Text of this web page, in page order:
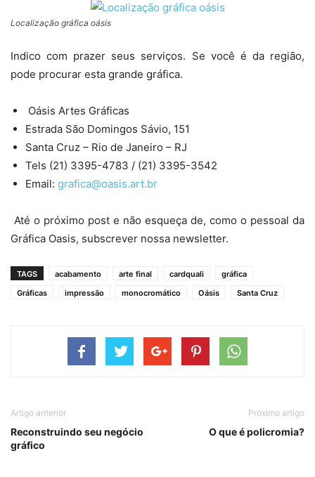
Localização gráfica oásis
Indico com prazer seus serviços. Se você é da região,
pode procurar esta grande gráfica.
Oásis Artes Gráficas
Estrada São Domingos Sávio, 151
Santa Cruz – Rio de Janeiro – RJ
Tels (21) 3395-4783 / (21) 3395-3542
Email: grafica@oasis.art.br
Até o próximo post e não esqueça de, como o pessoal da
Gráfica Oasis, subscrever nossa newsletter.
TAGS acabamento arte final cardquali
gráfica
Gráficas
impressão monocromático Oásis Santa Cruz
Artigo anterior
Reconstruindo seu negócio
gráfico
Próximo artigo
O que é policromia?